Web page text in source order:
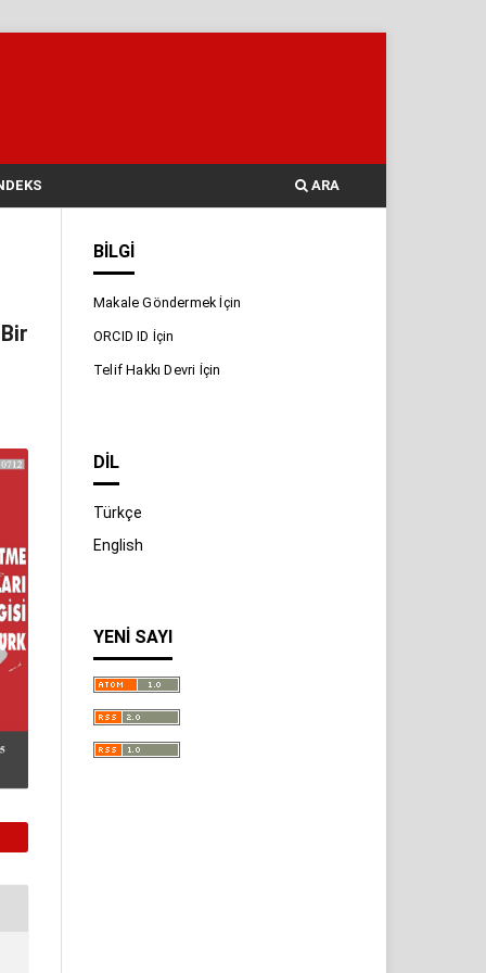
ARA
BILGI
Makale Göndermek İçin
ORCID ID İçin
Telif Hakkı Devri İçin
DIL
Türkçe
English
YENI SAYI